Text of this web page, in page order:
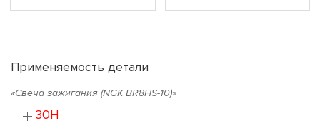
Применяемость детали
«Свеча зажигания (NGK BR8HS-10)»
30H